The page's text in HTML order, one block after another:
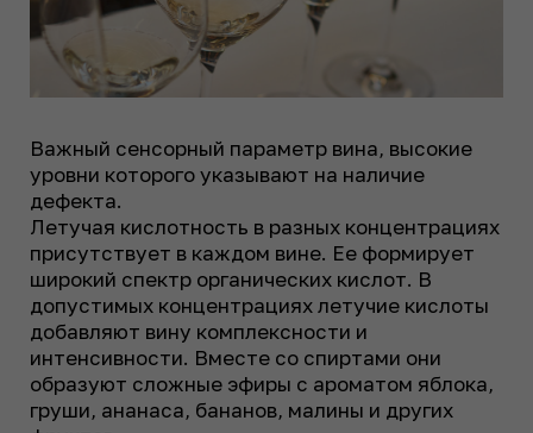
Важный сенсорный параметр вина, высокие
уровни которого указывают на наличие
дефекта.
Летучая кислотность в разных концентрациях
присутствует в каждом вине. Ее формирует
широкий спектр органических кислот. В
допустимых концентрациях летучие кислоты
добавляют вину комплексности и
интенсивности. Вместе со спиртами они
образуют сложные эфиры с ароматом яблока,
груши, ананаса, бананов, малины и других